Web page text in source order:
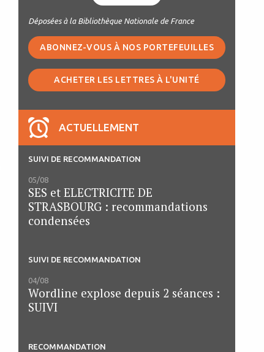
Déposées à la Bibliothèque Nationale de France
ABONNEZ-VOUS À NOS PORTEFEUILLES
ACHETER LES LETTRES À L'UNITÉ
ACTUELLEMENT
SUIVI DE RECOMMANDATION
05/08
SES et ELECTRICITE DE
STRASBOURG : recommandations
condensées
SUIVI DE RECOMMANDATION
04/08
Wordline explose depuis 2 séances :
SUIVI
RECOMMANDATION